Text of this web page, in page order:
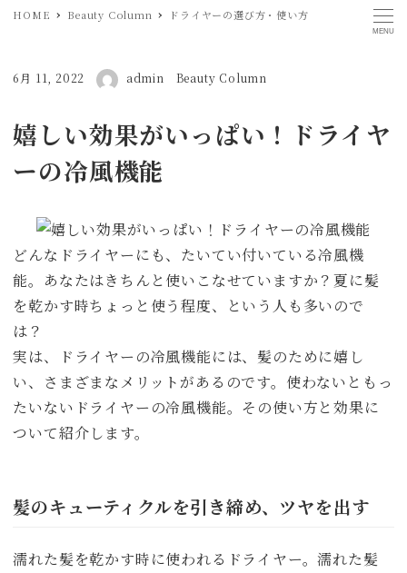
MENU
HOME Beauty Column ドライヤーの選び方・使い方
投稿日
6月 11, 2022 著者 admin カテゴリー
Beauty Column
嬉しい効果がいっぱい！ドライヤ
ーの冷風機能
どんなドライヤーにも、たいてい付いている冷風機
能。あなたはきちんと使いこなせていますか？夏に髪
を乾かす時ちょっと使う程度、という人も多いので
は？
実は、ドライヤーの冷風機能には、髪のために嬉し
い、さまざまなメリットがあるのです。使わないともっ
たいないドライヤーの冷風機能。その使い方と効果に
ついて紹介します。
髪のキューティクルを引き締め、ツヤを出す
濡れた髪を乾かす時に使われるドライヤー。濡れた髪